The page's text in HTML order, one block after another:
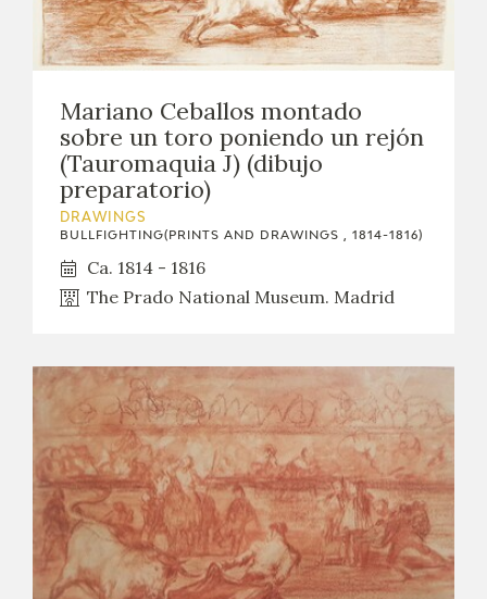
Mariano Ceballos montado
sobre un toro poniendo un rejón
(Tauromaquia J) (dibujo
preparatorio)
DRAWINGS
BULLFIGHTING(PRINTS AND DRAWINGS , 1814-1816)
Ca. 1814 - 1816
The Prado National Museum. Madrid